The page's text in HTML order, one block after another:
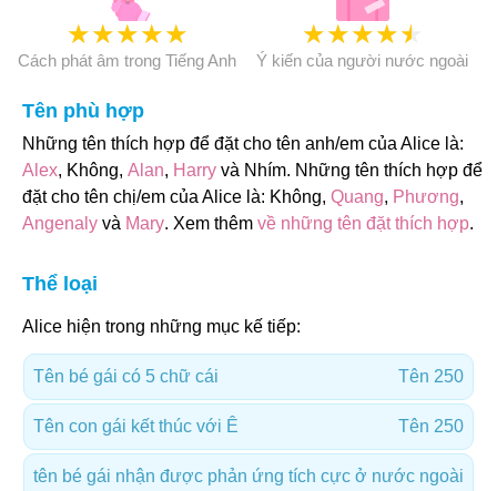
★★★★★
Cách phát âm trong Tiếng Anh
★★★★★
Ý kiến của người nước ngoài
Tên phù hợp
Những tên thích hợp để đặt cho tên anh/em của Alice là:
Alex, Không, Alan, Harry và Nhím. Những tên thích hợp để
đặt cho tên chị/em của Alice là: Không, Quang, Phương,
Angenaly và Mary. Xem thêm về những tên đặt thích hợp.
Thể loại
Alice hiện trong những mục kế tiếp:
Tên bé gái có 5 chữ cái Tên 250
Tên con gái kết thúc với Ê Tên 250
tên bé gái nhận được phản ứng tích cực ở nước ngoài